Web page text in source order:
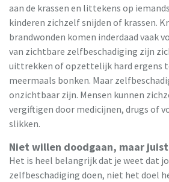
aan de krassen en littekens op
kinderen zichzelf snijden of krassen.
brandwonden komen inderdaad vaak
van zichtbare zelfbeschadiging zijn
uittrekken of opzettelijk hard ergens
meermaals bonken. Maar
onzichtbaar zijn. Mensen kunnen
vergiftigen door medicijnen, drugs of
slikken.
Niet willen doodgaan, maar
Het is heel belangrijk dat je weet dat
zelfbeschadiging doen, niet het doel